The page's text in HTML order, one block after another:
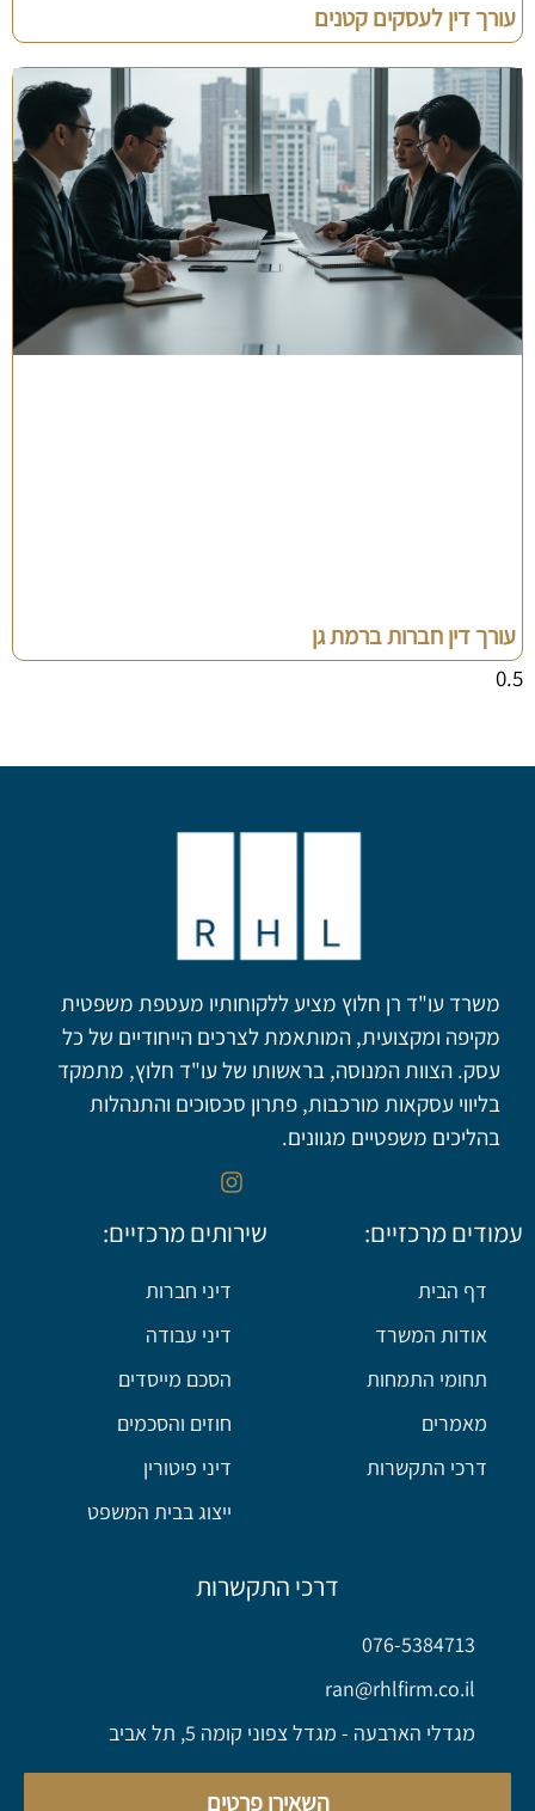
עורך דין לעסקים קטנים
עורך דין חברות ברמת גן
משרד עו"ד רן חלוץ מציע ללקוחותיו מעטפת משפטית
מקיפה ומקצועית, המותאמת לצרכים הייחודיים של כל
עסק. הצוות המנוסה, בראשותו של עו"ד חלוץ, מתמקד
בליווי עסקאות מורכבות, פתרון סכסוכים והתנהלות
בהליכים משפטיים מגוונים.
עמודים מרכזיים:
דף הבית
אודות המשרד
תחומי התמחות
מאמרים
דרכי התקשרות
שירותים מרכזיים:
דיני חברות
דיני עבודה
הסכם מייסדים
חוזים והסכמים
דיני פיטורין
ייצוג בבית המשפט
דרכי התקשרות
076-5384713
ran@rhlfirm.co.il
מגדלי הארבעה - מגדל צפוני קומה 5, תל אביב
השאירו פרטים